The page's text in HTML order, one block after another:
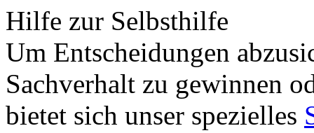
Hilfe zur Selbsthilfe
Um Entscheidungen
Sachverhalt zu gewinnen
bietet sich unser spezielles